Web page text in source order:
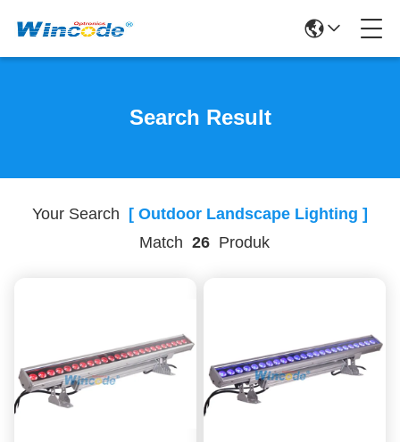
Search Result
Your Search [ Outdoor Landscape Lighting ]
Match 26 Produk